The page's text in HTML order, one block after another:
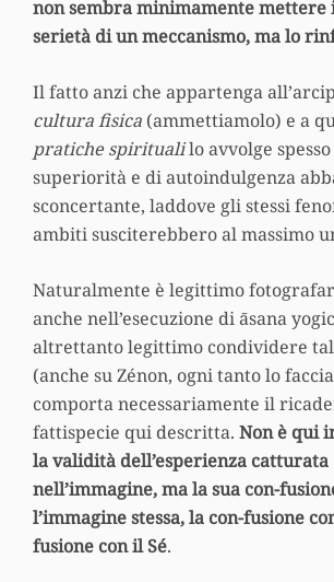
non sembra minimamente mettere
serietà di un meccanismo, ma lo
Il fatto anzi che appartenga
cultura fisica (ammettiamolo) e a
pratiche spiritualilo avvolge
superiorità e di autoindulgenza
sconcertante, laddove gli stessi
ambiti susciterebbero al massimo
Naturalmente è legittimo
anche nell’esecuzione di āsana
altrettanto legittimo condividere
(anche su Zénon, ogni tanto lo
comporta necessariamente il
fattispecie qui descritta. Non è qui
la validità dell’esperienza catturata
nell’immagine, ma la sua con-
l’immagine stessa, la con-fusione
fusione con il Sé.